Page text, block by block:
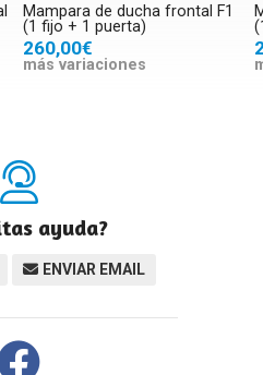
Mampara de ducha frontal F1
(1 fijo + 1 puerta)
260,00€
más variaciones
ayuda?
ENVIAR EMAIL